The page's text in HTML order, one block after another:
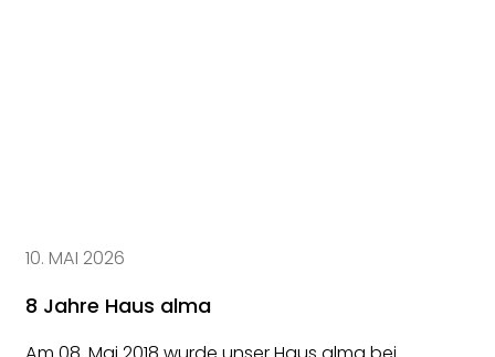
10. MAI 2026
8 Jahre Haus alma